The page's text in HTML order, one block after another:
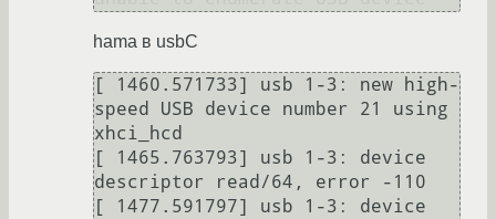
hama в usbC
[ 1460.571733] usb 1-3: new high-
speed USB device number 21 using
xhci_hcd
[ 1465.763793] usb 1-3: device
descriptor read/64, error -110
[ 1477.591797] usb 1-3: device